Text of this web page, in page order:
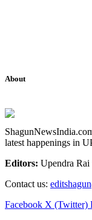
About
latest happenings in
Editors: Upendra
Contact us:
Facebook X (Twitter)